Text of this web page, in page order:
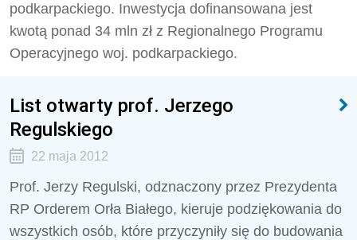
podkarpackiego. Inwestycja dofinansowana jest
kwotą ponad 34 mln zł z Regionalnego Programu
Operacyjnego woj. podkarpackiego.
List otwarty prof. Jerzego
Regulskiego
22 maja 2012
Prof. Jerzy Regulski, odznaczony przez Prezydenta
RP Orderem Orła Białego, kieruje podziękowania do
wszystkich osób, które przyczyniły się do budowania